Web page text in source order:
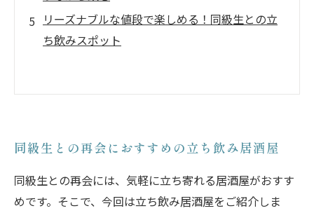
リーズナブルな値段で楽しめる！同級生との立
ち飲みスポット
同級生との再会におすすめの立ち飲み居酒屋
同級生との再会には、気軽に立ち寄れる居酒屋がおすす
めです。そこで、今回は立ち飲み居酒屋をご紹介しま